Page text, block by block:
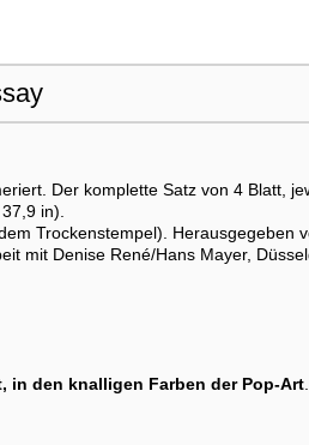
Der komplette Satz von 4 Blatt,
in).
Trockenstempel). Herausgegeben
mit Denise René/Hans Mayer,
in den knalligen Farben der Pop-Art.